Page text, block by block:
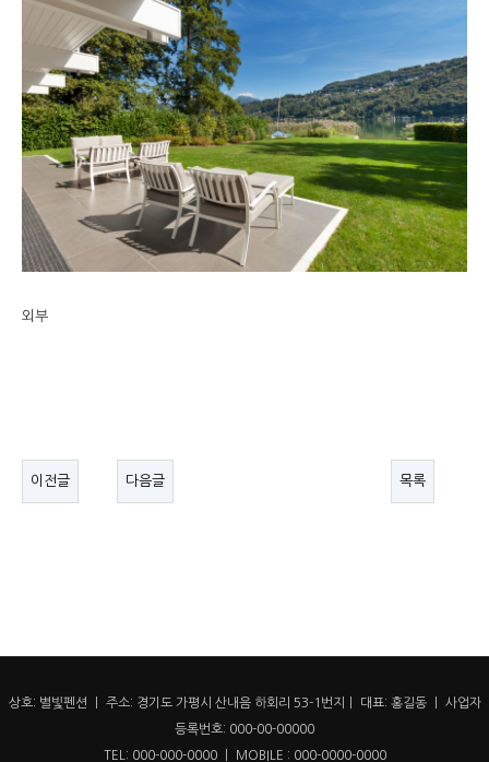
외부
이전글 다음글 목록
상호: 별빛펜션 ㅣ 주소: 경기도 가평시 산내음 하회리 53-1번지ㅣ 대표: 홍길동 ㅣ 사업자
등록번호: 000-00-00000
TEL: 000-000-0000 ㅣ MOBILE : 000-0000-0000